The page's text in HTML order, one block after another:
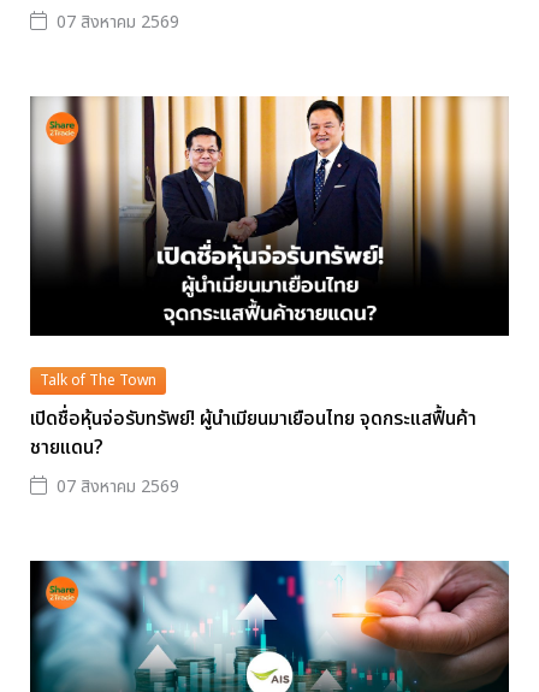
07 สิงหาคม 2569
Talk of The Town
เปิดชื่อหุ้นจ่อรับทรัพย์! ผู้นำเมียนมาเยือนไทย จุดกระแสฟื้นค้า
ชายแดน?
07 สิงหาคม 2569